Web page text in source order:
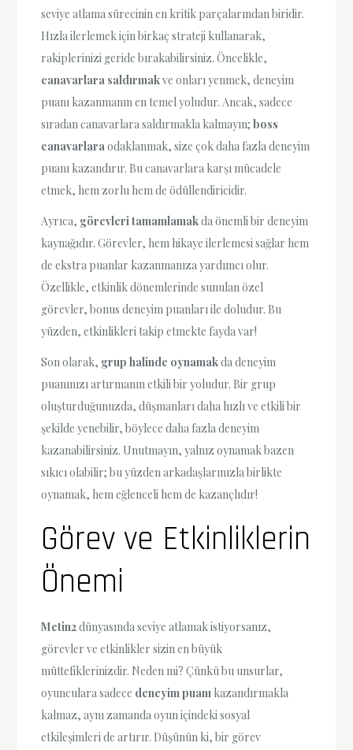
seviye atlama sürecinin en kritik parçalarından biridir.
Hızla ilerlemek için birkaç strateji kullanarak,
rakiplerinizi geride bırakabilirsiniz. Öncelikle,
canavarlara saldırmakve onları yenmek, deneyim
puanı kazanmanın en temel yoludur. Ancak, sadece
sıradan canavarlara saldırmakla kalmayın;boss
canavarlara odaklanmak, size çok daha fazla deneyim
puanı kazandırır. Bu canavarlara karşı mücadele
etmek, hem zorlu hem de ödüllendiricidir.
Ayrıca, görevleri tamamlamakda önemli bir deneyim
kaynağıdır. Görevler, hem hikaye ilerlemesi sağlar hem
de ekstra puanlar kazanmanıza yardımcı olur.
Özellikle, etkinlik dönemlerinde sunulan özel
görevler, bonus deneyim puanları ile doludur. Bu
yüzden, etkinlikleri takip etmekte fayda var!
Son olarak, grup halinde oynamakda deneyim
puanınızı artırmanın etkili bir yoludur. Bir grup
oluşturduğunuzda, düşmanları daha hızlı ve etkili bir
şekilde yenebilir, böylece daha fazla deneyim
kazanabilirsiniz. Unutmayın, yalnız oynamak bazen
sıkıcı olabilir; bu yüzden arkadaşlarınızla birlikte
oynamak, hem eğlenceli hem de kazançlıdır!
Görev ve Etkinliklerin
Önemi
Metin2dünyasında seviye atlamak istiyorsanız,
görevler ve etkinlikler sizin en büyük
müttefiklerinizdir. Neden mi? Çünkü bu unsurlar,
oyunculara sadece deneyim puanı kazandırmakla
kalmaz, aynı zamanda oyun içindeki sosyal
etkileşimleri de artırır. Düşünün ki, bir görev